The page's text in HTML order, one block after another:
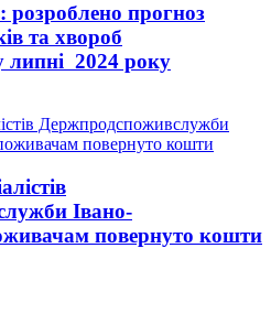
розроблено прогноз
та хвороб
липні 2024 року
Івано-
повернуто кошти